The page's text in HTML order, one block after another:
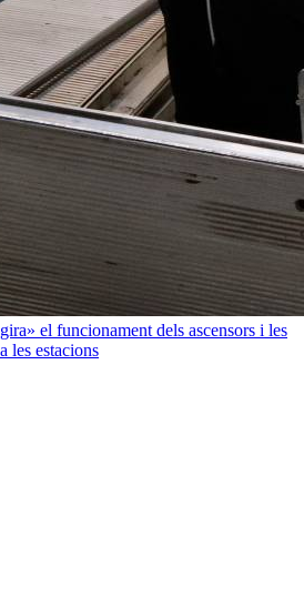
el funcionament dels ascensors i les
les estacions